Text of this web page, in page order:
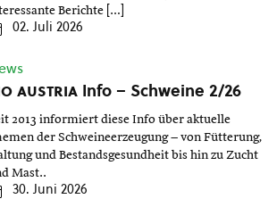
Berichte […]
02. Juli 2026
austria Info – Schweine 2/26
2013 informiert diese Info über aktuelle
der Schweineerzeugung – von Fütterung,
und Bestandsgesundheit bis hin zu Zucht
Mast..
30. Juni 2026